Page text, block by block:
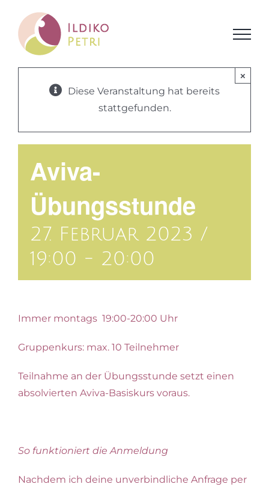
Inhalt
springen
Diese Veranstaltung hat bereits
stattgefunden.
×
Aviva-
Übungsstunde
27. Februar 2023 /
19:00 - 20:00
Immer montags 19:00-20:00 Uhr
Gruppenkurs: max. 10 Teilnehmer
Teilnahme an der Übungsstunde setzt einen
absolvierten Aviva-Basiskurs voraus.
So funktioniert die Anmeldung
Nachdem ich deine unverbindliche Anfrage per